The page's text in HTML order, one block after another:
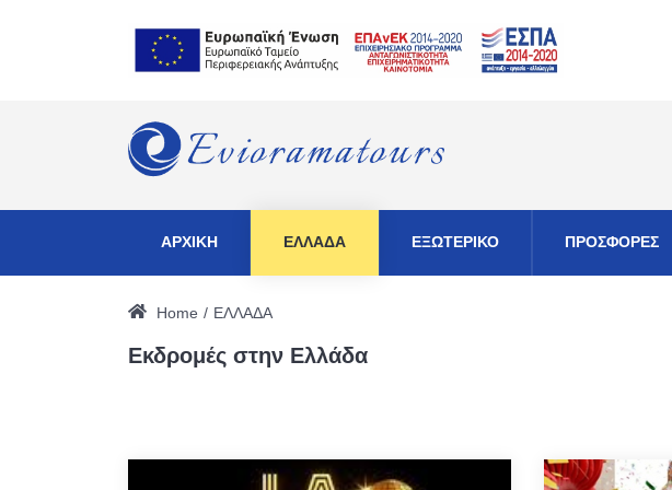
ΑΡΧΙΚΗ ΕΛΛΑΔΑ ΕΞΩΤΕΡΙΚΟ ΠΡΟΣΦΟΡΕΣ
Home ΕΛΛΑΔΑ
Εκδρομές στην Ελλάδα